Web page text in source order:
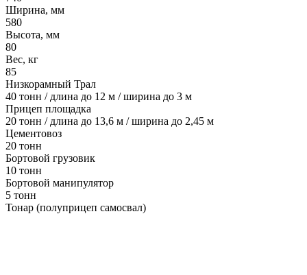
Ширина, мм
580
Высота, мм
80
Вес, кг
85
Низкорамный Трал
40 тонн / длина до 12 м / ширина до 3 м
Прицеп площадка
20 тонн / длина до 13,6 м / ширина до 2,45 м
Цементовоз
20 тонн
Бортовой грузовик
10 тонн
Бортовой манипулятор
5 тонн
Тонар (полуприцеп самосвал)